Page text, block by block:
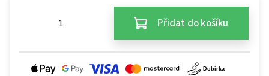
Přidat do košíku